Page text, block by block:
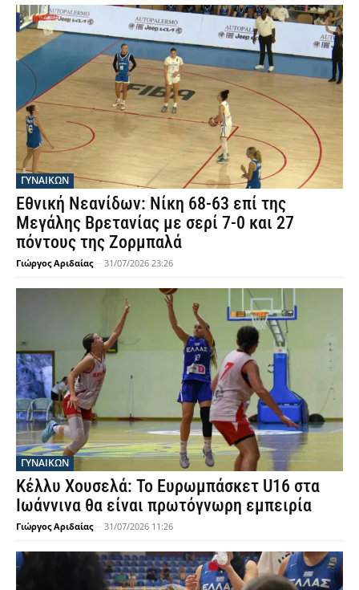
ΓΥΝΑΙΚΩΝ
Εθνική Νεανίδων: Νίκη 68-63 επί της
Μεγάλης Βρετανίας με σερί 7-0 και 27
πόντους της Ζορμπαλά
Γιώργος Αριδαίας - 31/07/2026 23:26
ΓΥΝΑΙΚΩΝ
Κέλλυ Χουσελά: Το Ευρωμπάσκετ U16 στα
Ιωάννινα θα είναι πρωτόγνωρη εμπειρία
Γιώργος Αριδαίας - 31/07/2026 11:26